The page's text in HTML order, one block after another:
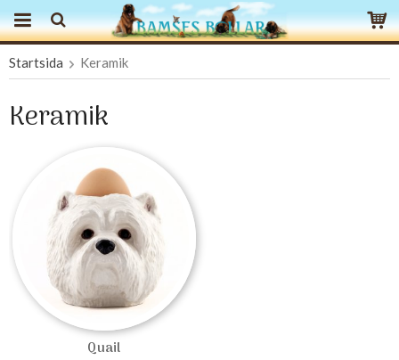
Produkten har blivit tillagd i varukorgen
Startsida Keramik
Keramik
Quail